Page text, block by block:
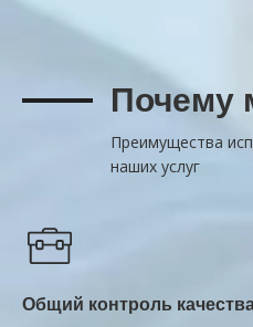
Почему
Преимущества
наших услуг
Общий контроль